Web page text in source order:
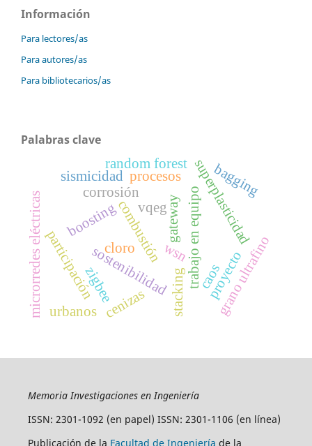
Información
Para lectores/as
Para autores/as
Para bibliotecarios/as
Palabras clave
sostenibilidad trabajo en equipo
combustión
cenizas
cloro
corrosión
wsn
gateway
zigbee
superplasticidad
grano ultrafino
procesos
participación
boosting
bagging
random forest
stacking
vqeg
sismicidad
caos
proyecto
microrredes eléctricas urbanos
Memoria Investigaciones en Ingeniería
ISSN: 2301-1092 (en papel) ISSN: 2301-1106 (en línea)
Publicación de la Facultad de Ingeniería de la